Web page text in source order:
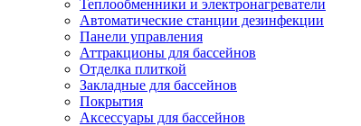
Теплообменники и электронагреватели
Автоматические станции дезинфекции
Панели управления
Аттракционы для бассейнов
Отделка плиткой
Закладные для бассейнов
Покрытия
Аксессуары для бассейнов